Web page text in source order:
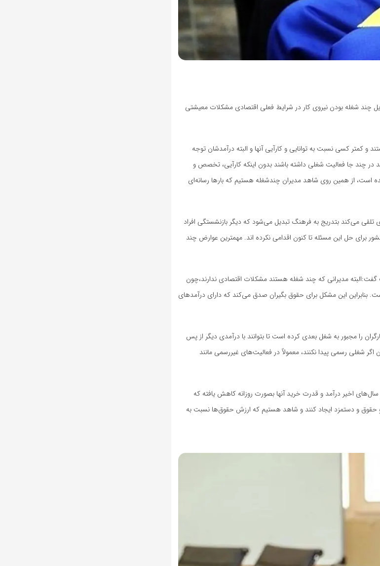
چند شغله بودن نیروی کار در شرایط فعلی اقتصادی مشکلات معیشتی
کمتر کسی نسبت به توانایی و کارآیی آنها و البته درآمدشان توجه
در چند جا فعالیت شغلی داشته باشند بدون اینکه کارآیی، تخصص و
است، از همین روی شاهد مدیران چندشغله هستیم که بارها رسانه‌ای
تلقی می‌کند بتدریج به فرهنگ تبدیل می‌شود که دیگر بازنشستگی افراد
برای حل این مسئله تا کنون اقدامی نکرده اند. مهمترین عوارض چند
مدیرانی که چند شغله هستند مشکلات اقتصادی ندارند،چون
بنابراین این مشکل برای حقوق بگیران صدق می‌کند که دارای درآمدهای
را مجبور به شغل بعدی کرده است تا بتوانند با درآمدی دیگر از پس
شغلی رسمی پیدا نکنند، معمولاً در فعالیت‌های غیررسمی مانند
اخیر درآمد و قدرت خرید آنها بصورت روزانه کاهش یافته که
و حقوق و دستمزد ایجاد کنند و شاهد هستیم که ارزش حقوق‌ها نسبت به